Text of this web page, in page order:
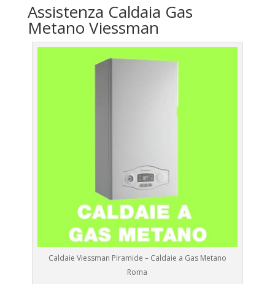
Assistenza Caldaia Gas
Metano Viessman
Caldaie Viessman Piramide – Caldaie a Gas Metano
Roma